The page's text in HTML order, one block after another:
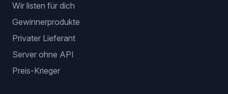
Wir listen für dich
Gewinnerprodukte
Privater Lieferant
Server ohne API
Preis-Krieger